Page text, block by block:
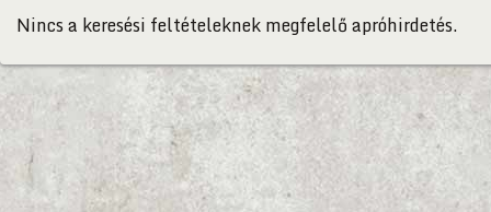
Nincs a keresési feltételeknek megfelelő apróhirdetés.